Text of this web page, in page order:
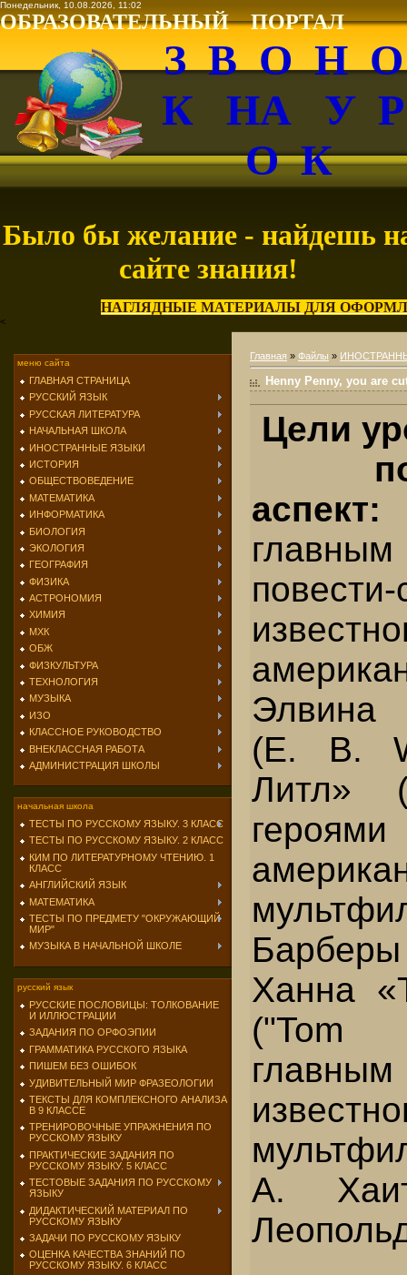
Понедельник, 10.08.2026, 11:02
ОБРАЗОВАТЕЛЬНЫЙ ПОРТАЛ
З В О Н
К НА У
О К
Было бы желание - найдешь
сайте знания!
НАГЛЯДНЫЕ МАТЕРИАЛЫ ДЛЯ
<
меню сайта
ГЛАВНАЯ СТРАНИЦА
РУССКИЙ ЯЗЫК
РУССКАЯ ЛИТЕРАТУРА
НАЧАЛЬНАЯ ШКОЛА
ИНОСТРАННЫЕ ЯЗЫКИ
ИСТОРИЯ
ОБЩЕСТВОВЕДЕНИЕ
МАТЕМАТИКА
ИНФОРМАТИКА
БИОЛОГИЯ
ЭКОЛОГИЯ
ГЕОГРАФИЯ
ФИЗИКА
АСТРОНОМИЯ
ХИМИЯ
МХК
ОБЖ
ФИЗКУЛЬТУРА
ТЕХНОЛОГИЯ
МУЗЫКА
ИЗО
КЛАССНОЕ РУКОВОДСТВО
ВНЕКЛАССНАЯ РАБОТА
АДМИНИСТРАЦИЯ ШКОЛЫ
начальная школа
ТЕСТЫ ПО РУССКОМУ ЯЗЫКУ. 3 КЛАСС
ТЕСТЫ ПО РУССКОМУ ЯЗЫКУ. 2 КЛАСС
КИМ ПО ЛИТЕРАТУРНОМУ ЧТЕНИЮ. 1
КЛАСС
АНГЛИЙСКИЙ ЯЗЫК
МАТЕМАТИКА
ТЕСТЫ ПО ПРЕДМЕТУ "ОКРУЖАЮЩИЙ
МИР"
МУЗЫКА В НАЧАЛЬНОЙ ШКОЛЕ
русский язык
РУССКИЕ ПОСЛОВИЦЫ: ТОЛКОВАНИЕ
И ИЛЛЮСТРАЦИИ
ЗАДАНИЯ ПО ОРФОЭПИИ
ГРАММАТИКА РУССКОГО ЯЗЫКА
ПИШЕМ БЕЗ ОШИБОК
УДИВИТЕЛЬНЫЙ МИР ФРАЗЕОЛОГИИ
ТЕКСТЫ ДЛЯ КОМПЛЕКСНОГО АНАЛИЗА
В 9 КЛАССЕ
ТРЕНИРОВОЧНЫЕ УПРАЖНЕНИЯ ПО
РУССКОМУ ЯЗЫКУ
ПРАКТИЧЕСКИЕ ЗАДАНИЯ ПО
РУССКОМУ ЯЗЫКУ. 5 КЛАСС
ТЕСТОВЫЕ ЗАДАНИЯ ПО РУССКОМУ
ЯЗЫКУ
ДИДАКТИЧЕСКИЙ МАТЕРИАЛ ПО
РУССКОМУ ЯЗЫКУ
ЗАДАЧИ ПО РУССКОМУ ЯЗЫКУ
ОЦЕНКА КАЧЕСТВА ЗНАНИЙ ПО
РУССКОМУ ЯЗЫКУ. 6 КЛАСС
Главная » Файлы »
Henny Penny, you are
Цели
повести-
Элвина
(Е. В.
Литл»
Ханна
("Tom
А.